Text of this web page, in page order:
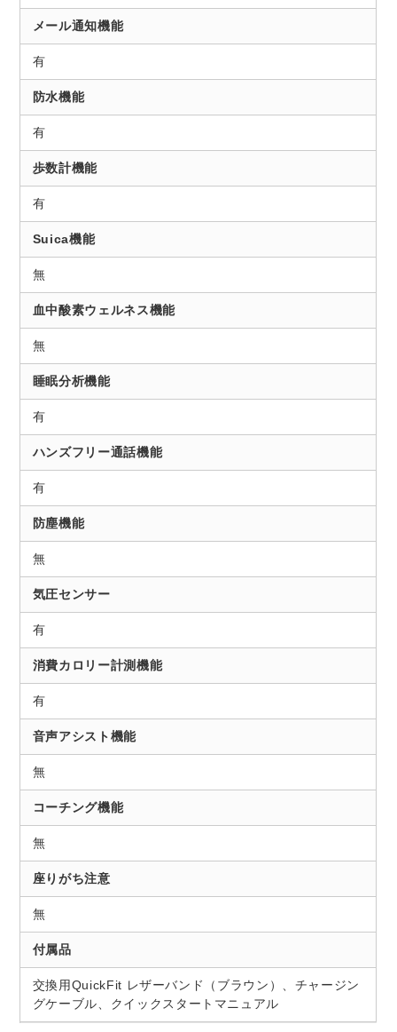
メール通知機能
有
防水機能
有
歩数計機能
有
Suica機能
無
血中酸素ウェルネス機能
無
睡眠分析機能
有
ハンズフリー通話機能
有
防塵機能
無
気圧センサー
有
消費カロリー計測機能
有
音声アシスト機能
無
コーチング機能
無
座りがち注意
無
付属品
交換用QuickFit レザーバンド（ブラウン）、チャージン
グケーブル、クイックスタートマニュアル